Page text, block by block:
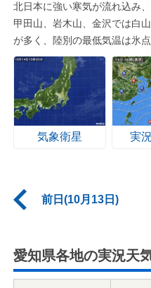
北日本に強い寒気が流れ込み
甲田山、岩木山、金沢では白
が多く、陸別の最低気温は氷点
気象衛星 実
前日(10月13日)
愛知県各地の実況天